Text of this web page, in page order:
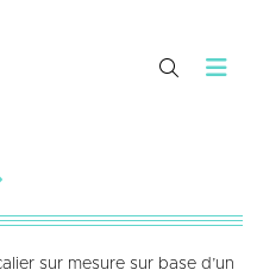
sur mesure sur base d’un